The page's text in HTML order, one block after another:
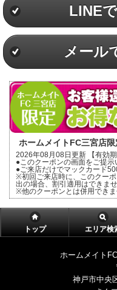
LINE
メール
ホームメイトFC三宮店
2026年08月08日更新 【有効
●このクーポンの画面をご提示
●ご来店だけでマックカード
※初回ご来店時に、このクー
出の場合、割引適用はできませ
※他のクーポンとは併用できま
トップ エリア検
ホームメイト
神戸市中央